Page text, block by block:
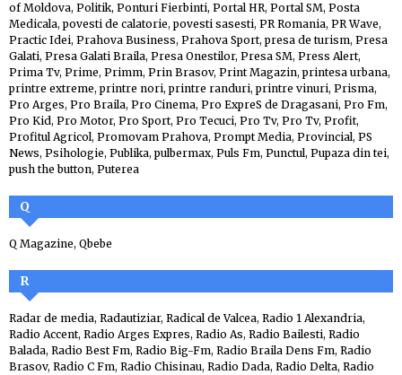
of Moldova, Politik, Ponturi Fierbinti, Portal HR, Portal SM, Posta
Medicala,povesti de calatorie,povesti sasesti, PR Romania, PR Wave,
Practic Idei, Prahova Business, Prahova Sport,presa de turism, Presa
Galati, Presa Galati Braila, Presa Onestilor, Presa SM, Press Alert,
Prima Tv, Prime, Primm, Prin Brasov, Print Magazin,printesa urbana,
printre extreme,printre nori,printre randuri,printre vinuri, Prisma,
Pro Arges, Pro Braila, Pro Cinema, Pro ExpreS de Dragasani, Pro Fm,
Pro Kid, Pro Motor, Pro Sport, Pro Tecuci, Pro Tv, Pro Tv, Profit,
Profitul Agricol, Promovam Prahova, Prompt Media, Provincial, PS
News, Psihologie, Publika,pulbermax, Puls Fm, Punctul, Pupaza din tei,
push the button, Puterea
Q
Q Magazine, Qbebe
R
Radar de media, Radautiziar, Radical de Valcea, Radio 1 Alexandria,
Radio Accent, Radio Arges Expres, Radio As, Radio Bailesti, Radio
Balada, Radio Best Fm, Radio Big-Fm, Radio Braila Dens Fm, Radio
Brasov, Radio C Fm, Radio Chisinau, Radio Dada, Radio Delta, Radio